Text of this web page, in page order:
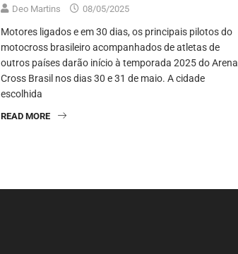
Deo Martins 08/05/2025
Motores ligados e em 30 dias, os principais pilotos do
motocross brasileiro acompanhados de atletas de
outros países darão início à temporada 2025 do Arena
Cross Brasil nos dias 30 e 31 de maio. A cidade
escolhida
READ MORE